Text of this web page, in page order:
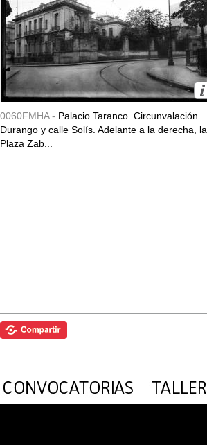
0060FMHA - Palacio Taranco. Circunvalación
Durango y calle Solís. Adelante a la derecha, la
Plaza Zab...